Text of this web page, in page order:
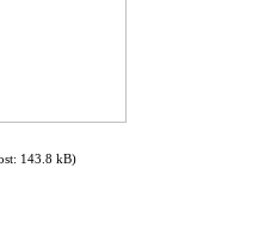
143.8 kB)